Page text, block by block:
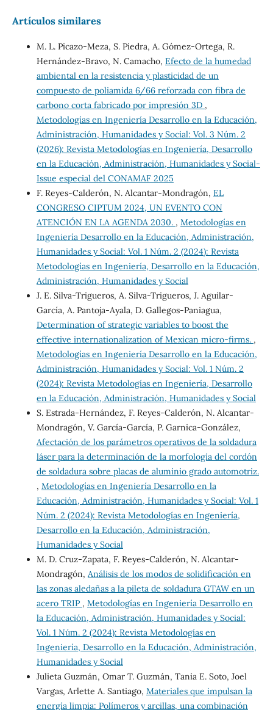
Artículos similares
M. L. Picazo-Meza, S. Piedra, A. Gómez-Ortega, R.
Hernández-Bravo, N. Camacho, Efecto de la humedad
ambiental en la resistencia y plasticidad de un
compuesto de poliamida 6/66 reforzada con fibra de
carbono corta fabricado por impresión 3D ,
Metodologías en Ingeniería Desarrollo en la Educación,
Administración, Humanidades y Social: Vol. 3 Núm. 2
(2026): Revista Metodologías en Ingeniería, Desarrollo
en la Educación, Administración, Humanidades y Social-
Issue especial del CONAMAF 2025
F. Reyes-Calderón, N. Alcantar-Mondragón, EL
CONGRESO CIPTUM 2024, UN EVENTO CON
ATENCIÓN EN LA AGENDA 2030. , Metodologías en
Ingeniería Desarrollo en la Educación, Administración,
Humanidades y Social: Vol. 1 Núm. 2 (2024): Revista
Metodologías en Ingeniería, Desarrollo en la Educación,
Administración, Humanidades y Social
J. E. Silva-Trigueros, A. Silva-Trigueros, J. Aguilar-
García, A. Pantoja-Ayala, D. Gallegos-Paniagua,
Determination of strategic variables to boost the
effective internationalization of Mexican micro-firms. ,
Metodologías en Ingeniería Desarrollo en la Educación,
Administración, Humanidades y Social: Vol. 1 Núm. 2
(2024): Revista Metodologías en Ingeniería, Desarrollo
en la Educación, Administración, Humanidades y Social
S. Estrada-Hernández, F. Reyes-Calderón, N. Alcantar-
Mondragón, V. García-García, P. Garnica-González,
Afectación de los parámetros operativos de la soldadura
láser para la determinación de la morfología del cordón
de soldadura sobre placas de aluminio grado automotriz.
, Metodologías en Ingeniería Desarrollo en la
Educación, Administración, Humanidades y Social: Vol. 1
Núm. 2 (2024): Revista Metodologías en Ingeniería,
Desarrollo en la Educación, Administración,
Humanidades y Social
M. D. Cruz-Zapata, F. Reyes-Calderón, N. Alcantar-
Mondragón, Análisis de los modos de solidificación en
las zonas aledañas a la pileta de soldadura GTAW en un
acero TRIP , Metodologías en Ingeniería Desarrollo en
la Educación, Administración, Humanidades y Social:
Vol. 1 Núm. 2 (2024): Revista Metodologías en
Ingeniería, Desarrollo en la Educación, Administración,
Humanidades y Social
Julieta Guzmán, Omar T. Guzmán, Tania E. Soto, Joel
Vargas, Arlette A. Santiago, Materiales que impulsan la
energía limpia: Polímeros y arcillas, una combinación